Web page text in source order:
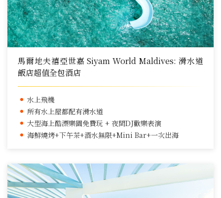
馬爾地夫禧亞世嘉 Siyam World Maldives: 滑水道
飯店超值全包酒店
水上飛機
所有水上屋都配有滑水道
大型海上酷漂樂園免費玩 + 夜間DJ歡樂表演
海鮮燒烤+下午茶+酒水無限+Mini Bar+一次出海